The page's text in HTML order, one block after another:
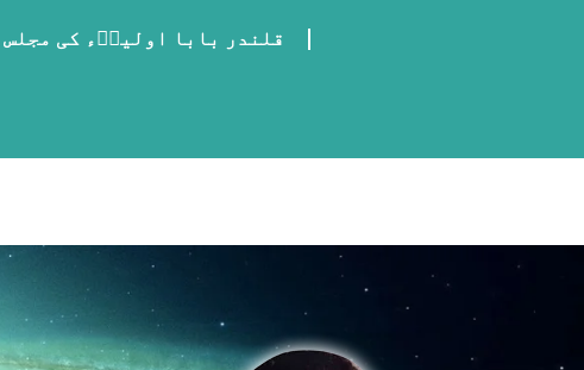
قلندر بابا اولیاؒء کی مجلس